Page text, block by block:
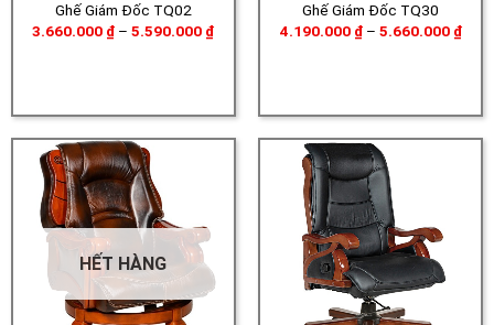
Ghế Giám Đốc TQ02
3.660.000 ₫ – 5.590.000 ₫Khoảng
Ghế Giám Đốc TQ30
4.190.000 ₫ – 5.660.000 ₫
giá:
HẾT HÀNG